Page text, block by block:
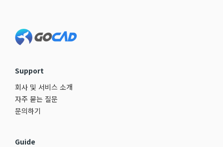
Support
회사 및 서비스 소개
자주 묻는 질문
문의하기
Guide